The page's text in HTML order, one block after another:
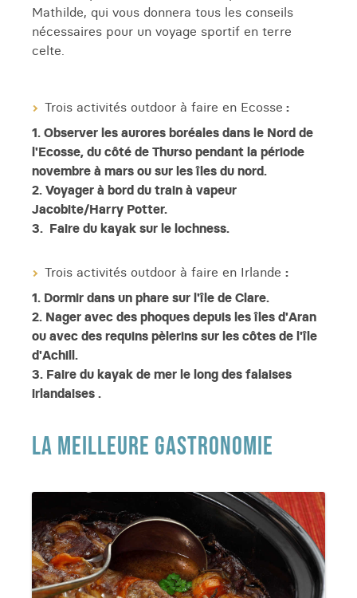
Mathilde, qui vous donnera tous les conseils
nécessaires pour un voyage sportif en terre
celte.
Trois activités outdoor à faire en Ecosse :
1. Observer les aurores boréales dans le Nord de
l'Ecosse, du côté de Thurso pendant la période
novembre à mars ou sur les îles du nord.
2. Voyager à bord du train à vapeur
Jacobite/Harry Potter.
3. Faire du kayak sur le lochness.
Trois activités outdoor à faire en Irlande :
1. Dormir dans un phare sur l'île de Clare.
2. Nager avec des phoques depuis les îles d'Aran
ou avec des requins pèlerins sur les côtes de l'île
d'Achill.
3. Faire du kayak de mer le long des falaises
irlandaises .
LA MEILLEURE GASTRONOMIE